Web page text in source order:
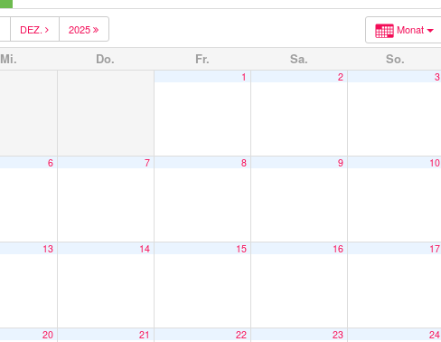
Monat
DEZ. 2025
Mi. Do. Fr. Sa. So.
1 2 3
6 7 8 9 10
13 14 15 16 17
20 21 22 23 24